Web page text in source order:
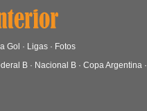
Gol · Ligas · Fotos
B · Nacional B · Copa Argentina ·